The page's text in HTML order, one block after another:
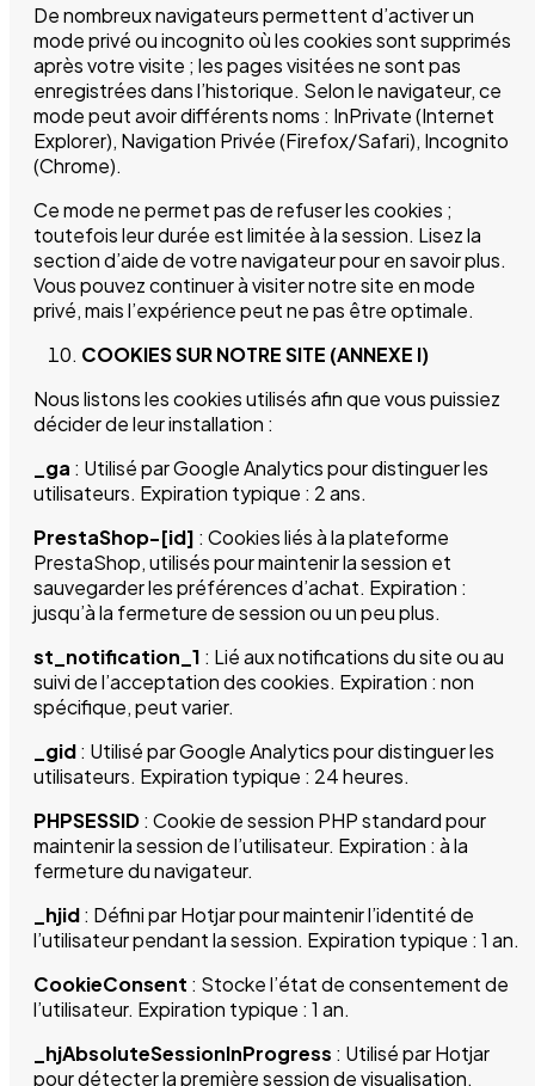
De nombreux navigateurs permettent d’activer un
mode privé ou incognito où les cookies sont supprimés
après votre visite ; les pages visitées ne sont pas
enregistrées dans l’historique. Selon le navigateur, ce
mode peut avoir différents noms : InPrivate (Internet
Explorer), Navigation Privée (Firefox/Safari), Incognito
(Chrome).
Ce mode ne permet pas de refuser les cookies ;
toutefois leur durée est limitée à la session. Lisez la
section d’aide de votre navigateur pour en savoir plus.
Vous pouvez continuer à visiter notre site en mode
privé, mais l’expérience peut ne pas être optimale.
COOKIES SUR NOTRE SITE (ANNEXE I)
Nous listons les cookies utilisés afin que vous puissiez
décider de leur installation :
_ga : Utilisé par Google Analytics pour distinguer les
utilisateurs. Expiration typique : 2 ans.
PrestaShop-[id] : Cookies liés à la plateforme
PrestaShop, utilisés pour maintenir la session et
sauvegarder les préférences d’achat. Expiration :
jusqu’à la fermeture de session ou un peu plus.
st_notification_1 : Lié aux notifications du site ou au
suivi de l’acceptation des cookies. Expiration : non
spécifique, peut varier.
_gid: Utilisé par Google Analytics pour distinguer les
utilisateurs. Expiration typique : 24 heures.
PHPSESSID: Cookie de session PHP standard pour
maintenir la session de l’utilisateur. Expiration : à la
fermeture du navigateur.
_hjid: Défini par Hotjar pour maintenir l’identité de
l’utilisateur pendant la session. Expiration typique : 1 an.
CookieConsent : Stocke l’état de consentement de
l’utilisateur. Expiration typique : 1 an.
_hjAbsoluteSessionInProgress : Utilisé par Hotjar
pour détecter la première session de visualisation.